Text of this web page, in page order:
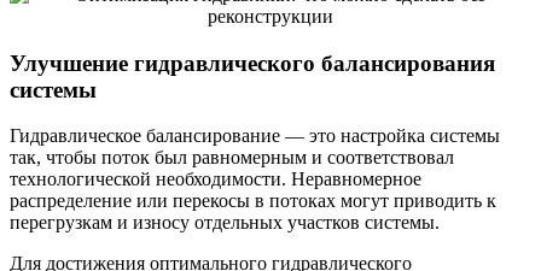
Улучшение гидравлического балансирования
системы
Гидравлическое балансирование — это настройка системы
так, чтобы поток был равномерным и соответствовал
технологической необходимости. Неравномерное
распределение или перекосы в потоках могут приводить к
перегрузкам и износу отдельных участков системы.
Для достижения оптимального гидравлического